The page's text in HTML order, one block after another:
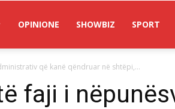
OPINIONE SHOWBIZ SPORT
që kanë qëndruar në shtëpi,...
faji i